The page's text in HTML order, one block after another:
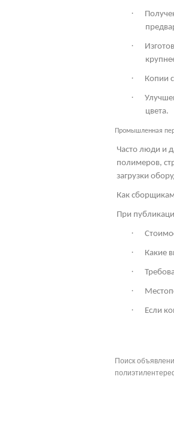
·
·
· Копии
·
цвета.
Промышленная
Часто люди и
полимеров,
загрузки
Как
При
·
· Какие
·
·
· Если
Поиск